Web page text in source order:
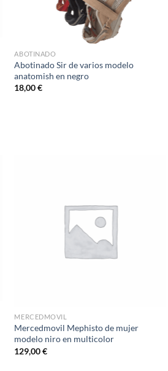
ABOTINADO
Abotinado Sir de varios modelo
anatomish en negro
18,00€
MERCEDMOVIL
Mercedmovil Mephisto de mujer
modelo niro en multicolor
129,00€